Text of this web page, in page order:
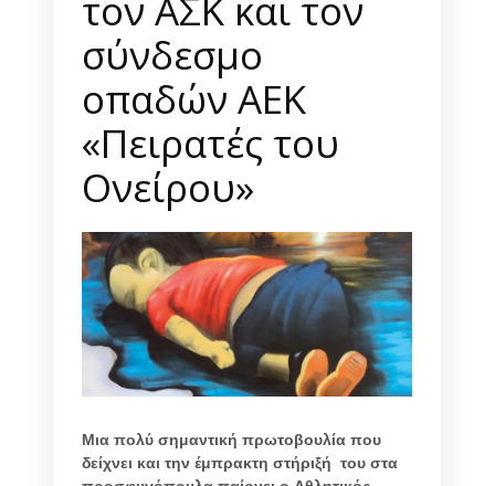
σύνδεσμο
οπαδών ΑΕΚ
«Πειρατές του
Ονείρου»
Μια πολύ σημαντική πρωτοβουλία που
δείχνει και την έμπρακτη στήριξή του στα